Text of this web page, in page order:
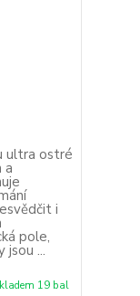
ultra ostré
a
i
pole,
jsou ...
19 bal